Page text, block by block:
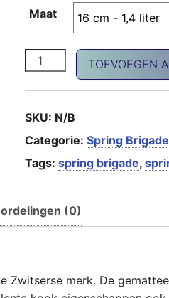
Maat
Brigade kookpan aantal
TOEVOEGEN
SKU: N/B
Categorie: Spring
Tags: spring brigade,
(0)
Zwitserse merk. De